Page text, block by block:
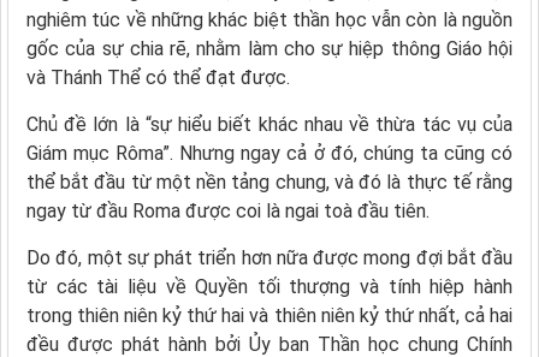
nghiêm túc về những khác biệt thần học vẫn còn là nguồn
gốc của sự chia rẽ, nhằm làm cho sự hiệp thông Giáo hội
và Thánh Thể có thể đạt được.
Chủ đề lớn là “sự hiểu biết khác nhau về thừa tác vụ của
Giám mục Rôma”. Nhưng ngay cả ở đó, chúng ta cũng có
thể bắt đầu từ một nền tảng chung, và đó là thực tế rằng
ngay từ đầu Roma được coi là ngai toà đầu tiên.
Do đó, một sự phát triển hơn nữa được mong đợi bắt đầu
từ các tài liệu về Quyền tối thượng và tính hiệp hành
trong thiên niên kỷ thứ hai và thiên niên kỷ thứ nhất, cả hai
đều được phát hành bởi Ủy ban Thần học chung Chính